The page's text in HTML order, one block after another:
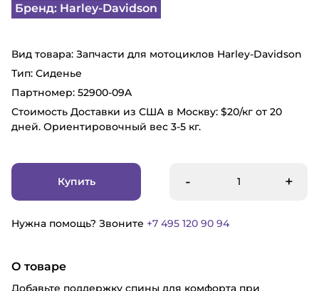
Бренд: Harley-Davidson
Вид товара: Запчасти для мотоциклов Harley-Davidson
Тип: Сиденье
Партномер: 52900-09A
Стоимость Доставки из США в Москву: $20/кг от 20
дней. Ориентировочный вес 3-5 кг.
Купить - +
Нужна помощь? Звоните +7 495 120 90 94
О товаре
Добавьте поддержку спины для комфорта при